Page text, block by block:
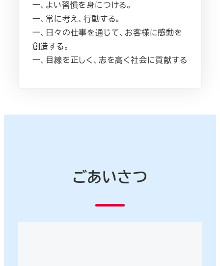
一、よい習慣を身につける。
一、常に考え、行動する。
一、日々の仕事を通じて、お客様に感動を
創造する。
一、目線を正しく、志を高く社会に貢献する
ごあいさつ